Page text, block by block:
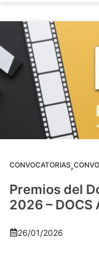
CONVOCATORIAS,
Premios del
2026 – DOCS
26/01/2026